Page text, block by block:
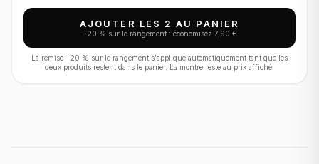
AJOUTER LES 2 AU PANIER
−20 % sur le rangement : économisez 7,90 €
La remise −20 % sur le rangement s'applique automatiquement tant que les
deux produits restent dans le panier. La montre reste au prix affiché.